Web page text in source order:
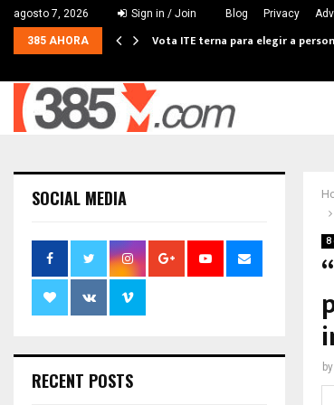
agosto 7, 2026 Sign in / Join Blog Privacy
385 AHORA Vota ITE terna para elegir a
8
by
SOCIAL MEDIA
RECENT POSTS